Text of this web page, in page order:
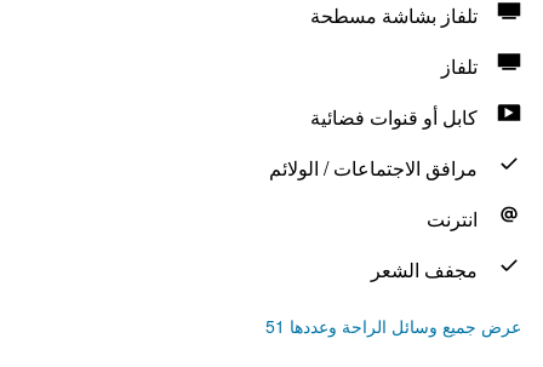
تلفاز بشاشة مسطحة
تلفاز
كابل أو قنوات فضائية
مرافق الاجتماعات / الولائم
انترنت
مجفف الشعر
عرض جميع وسائل الراحة وعددها 51